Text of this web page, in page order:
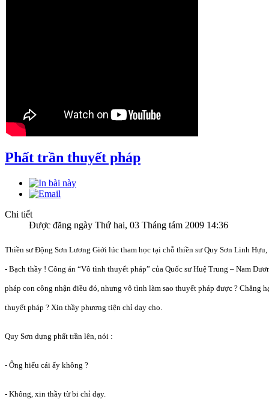
Phất trần thuyết pháp
Chi tiết
Được đăng ngày Thứ hai, 03 Tháng tám 2009 14:36
Thiền sư Động Sơn Lương Giới lúc tham học tại chỗ thiền sư Quy Sơn Linh
- Bạch thầy ! Công án “Vô tình thuyết pháp” của Quốc sư Huệ Trung – Nam
pháp con công nhận điều đó, nhưng vô tình làm sao thuyết pháp được ? Chẳng
thuyết pháp ? Xin thầy phương tiện chỉ dạy cho.
Quy Sơn dựng phất trần lên, nói :
- Ông hiểu cái ấy không ?
- Không, xin thầy từ bi chỉ dạy.